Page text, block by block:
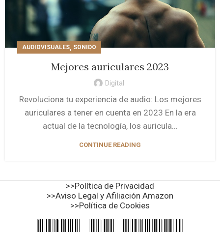
AUDIOVISUALES, SONIDO
Mejores auriculares 2023
Digital
Revoluciona tu experiencia de audio: Los mejores
auriculares a tener en cuenta en 2023 En la era
actual de la tecnología, los auricula...
CONTINUE READING
>>Política de Privacidad
>>Aviso Legal y Afiliación Amazon
>>Política de Cookies